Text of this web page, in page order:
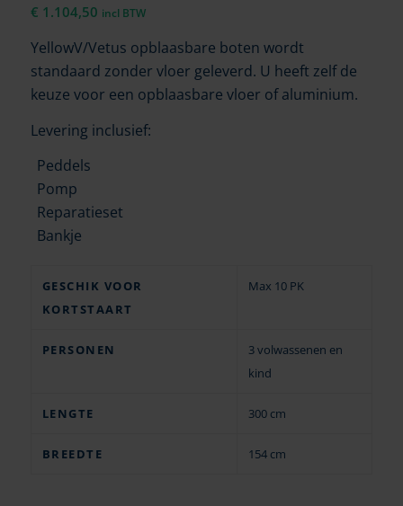
€ 1.104,50 incl BTW
YellowV/Vetus opblaasbare boten wordt
standaard zonder vloer geleverd. U heeft zelf de
keuze voor een opblaasbare vloer of aluminium.
Levering inclusief:
Peddels
Pomp
Reparatieset
Bankje
GESCHIK VOOR
KORTSTAART
Max 10 PK
PERSONEN
3 volwassenen en
kind
LENGTE 300 cm
BREEDTE 154 cm